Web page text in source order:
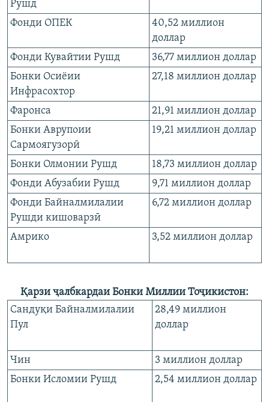
Рушд
Фонди ОПЕК
40,52 миллион
доллар
Фонди Кувайтии Рушд
36,77 миллион доллар
Бонки Осиёии
Инфрасохтор
27,18 миллион доллар
Фаронса
21,91 миллион доллар
Бонки Аврупоии
Сармоягузорӣ
19,21 миллион доллар
Бонки Олмонии Рушд
18,73 миллион доллар
Фонди Абузабии Рушд
9,71 миллион доллар
Фонди Байналмилалии
Рушди кишоварзӣ
6,72 миллион доллар
Амрико 3,52 миллион доллар
Қарзи ҷалбкардаи Бонки Миллии Тоҷикистон:
Сандуқи Байналмилалии
Пул
28,49 миллион
доллар
Чин
3 миллион доллар
Бонки Исломии Рушд
2,54 миллион доллар